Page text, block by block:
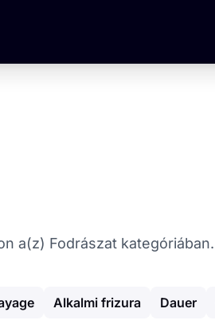
a(z) Fodrászat kategóriában.
Alkalmi frizura Dauer